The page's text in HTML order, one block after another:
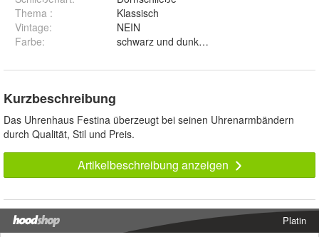
Thema :
Klassisch
Vintage:
NEIN
Farbe: schwarz und dunkelblau
Kurzbeschreibung
Das Uhrenhaus Festina überzeugt bei seinen Uhrenarmbändern
durch Qualität, Stil und Preis.
Artikelbeschreibung anzeigen
Platin